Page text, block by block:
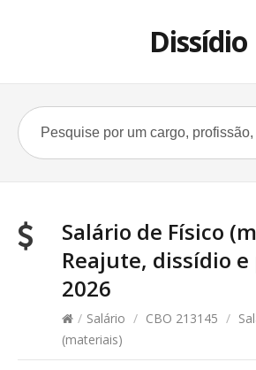
Dissídio
Salário de Físico
Reajute, dissídio
2026
/ Salário / CBO 213145 /
(materiais)